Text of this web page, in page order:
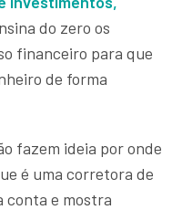
do zero os
financeiro para que
de forma
fazem ideia por onde
é uma corretora de
conta e mostra